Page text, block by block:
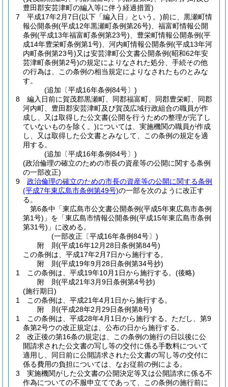
豊田郡安芸津町の編入等に伴う経過措置)
7
平成17年2月7日(以下「編入日」という。)前に、黒瀬町情
報公開条例(平成12年黒瀬町条例第26号) 、福富町情報公開
条例(平成13年福富町条例第23号) 、豊栄町情報公開条例(平
成14年豊栄町条例第1号) 、河内町情報公開条例(平成13年河
内町条例第23号)又は安芸津町公文書公開条例(昭和62年安
芸津町条例第2号)の規定によりなされた処分、手続その他
の行為は、この条例の相当規定によりなされたものとみな
す。
(追加〔平成16年条例84号〕)
8
編入日前に賀茂郡黒瀬町、同郡福富町、同郡豊栄町、同郡
河内町、豊田郡安芸津町及び賀茂広域行政組合の職員が作
成し、又は取得した公文書(公開を行うための整理が完了し
ていないものを除く。)については、実施機関の職員が作成
し、又は取得した公文書とみなして、この条例の規定を適
用する。
(追加〔平成16年条例84号〕)
(政治倫理の確立のための市長の資産等の公開に関する条例
の一部改正)
9
政治倫理の確立のための市長の資産等の公開に関する条例
(平成7年東広島市条例第49号)の一部を次のように改正す
る。
第6条中「東広島市公文書公開条例(平成5年東広島市条例
第1号) 」を「東広島市情報公開条例(平成15年東広島市条例
第31号) 」に改める。
(一部改正〔平成16年条例84号〕)
附 則(平成16年12月28日条例第84号)
この条例は、平成17年2月7日から施行する。
附 則(平成19年9月28日条例第34号抄)
1
この条例は、平成19年10月1日から施行する。 (後略)
附 則(平成21年3月9日条例第4号抄)
(施行期日)
1
この条例は、平成21年4月1日から施行する。
附 則(平成28年2月29日条例第8号)
1
この条例は、平成28年4月1日から施行する。 ただし、第9
条第2号ウの改正規定は、公布の日から施行する。
2
改正後の第16条の規定は、この条例の施行の日以後に公
開請求された公文書の写し等の交付に係る手数料について
適用し、同日前に公開請求された公文書の写し等の交付に
係る費用の負担については、なお従前の例による。
3
実施機関がした公文書の公開決定等又は公開請求に係る不
作為についての不服申立てであって、この条例の施行前に